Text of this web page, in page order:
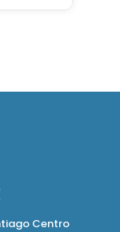
Centro